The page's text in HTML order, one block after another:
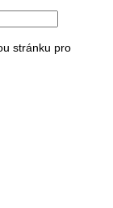
stránku pro